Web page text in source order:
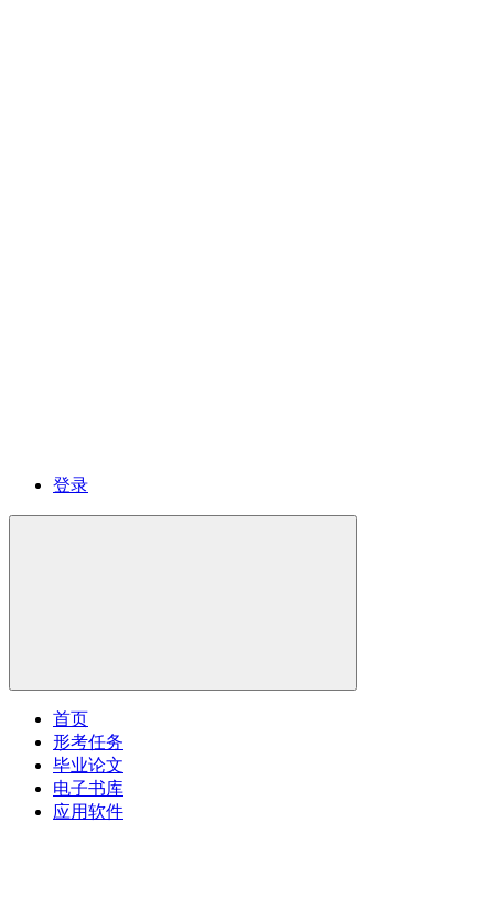
登录
首页
形考任务
毕业论文
电子书库
应用软件